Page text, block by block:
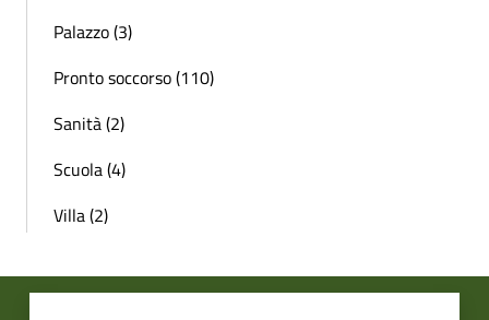
Palazzo (3)
Pronto soccorso (110)
Sanità (2)
Scuola (4)
Villa (2)